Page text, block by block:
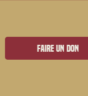
Faire un don